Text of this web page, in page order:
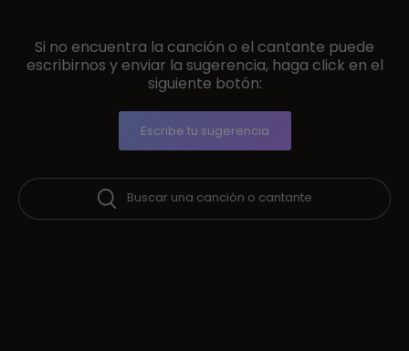
Si no encuentra la canción o el cantante puede
escribirnos y enviar la sugerencia, haga click en el
siguiente botón:
Escribe tu sugerencia
Buscar una canción o cantante